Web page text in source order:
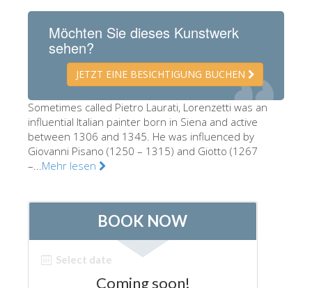
Bargello Museum
Palatina Galerie
Medici Kapelle
San Marco Museum
Archäologisches Museum
Museo Galileo
Boboli Gardens
The Arnolfo\'s tower
Vasari Corridor
Möchten Sie dieses Kunstwerk
sehen?
JETZT EINE BESICHTIGUNG BUCHEN
Sometimes called Pietro Laurati, Lorenzetti was an
influential Italian painter born in Siena and active
between 1306 and 1345. He was influenced by
Giovanni Pisano (1250 – 1315) and Giotto (1267
–...Mehr lesen